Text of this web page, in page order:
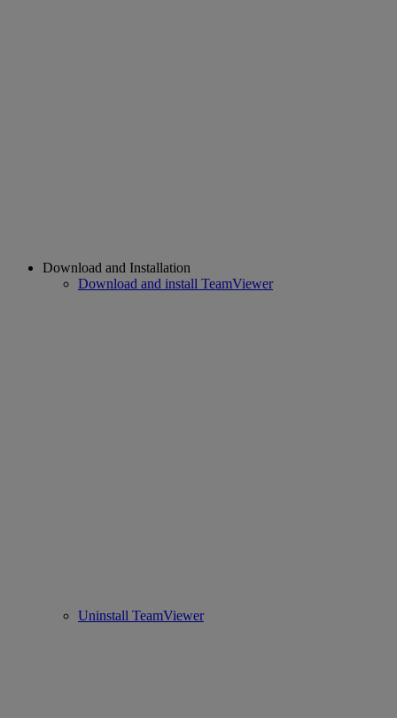
Download and Installation
Download and install TeamViewer
Uninstall TeamViewer